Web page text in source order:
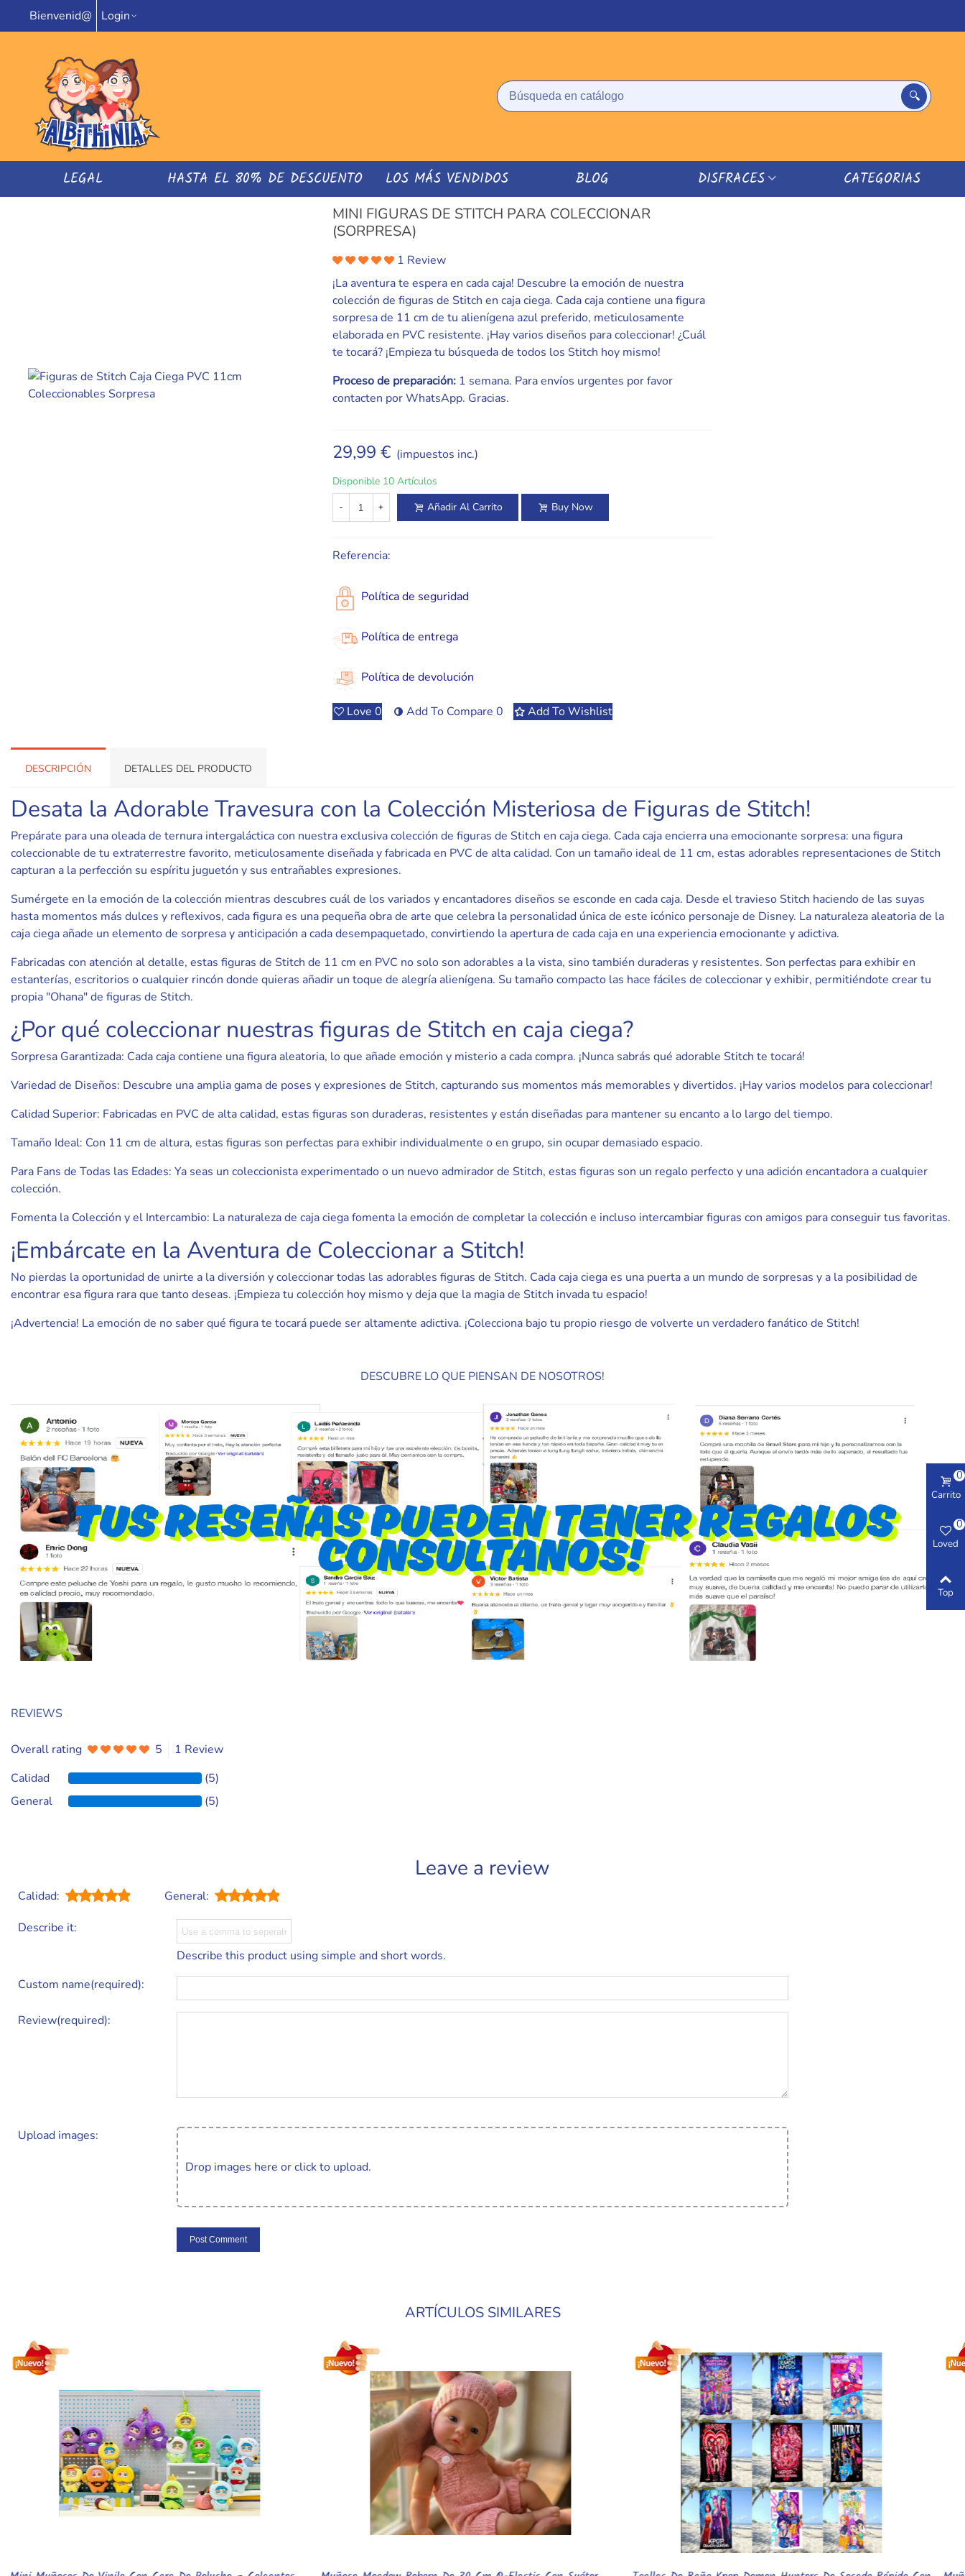
Bienvenid@ Login
LEGAL HASTA EL 80% DE DESCUENTO LOS MÁS VENDIDOS BLOG DISFRACES CATEGORIAS
MINI FIGURAS DE STITCH PARA COLECCIONAR
(SORPRESA)
1 Review
¡La aventura te espera en cada caja! Descubre la emoción de nuestra
colección de figuras de Stitch en caja ciega. Cada caja contiene una figura
sorpresa de 11 cm de tu alienígena azul preferido, meticulosamente
elaborada en PVC resistente. ¡Hay varios diseños para coleccionar! ¿Cuál
te tocará? ¡Empieza tu búsqueda de todos los Stitch hoy mismo!
Proceso de preparación:1 semana. Para envíos urgentes por favor
contacten por WhatsApp. Gracias.
29,99 € (impuestos inc.)
Disponible 10 Artículos
- + Añadir Al Carrito Buy Now
Referencia:
Política de seguridad
Política de entrega
Política de devolución
Love 0 Add To Compare 0 Add To Wishlist
DESCRIPCIÓN DETALLES DEL PRODUCTO
Desata la Adorable Travesura con la Colección Misteriosa de Figuras de Stitch!
Prepárate para una oleada de ternura intergaláctica con nuestra exclusiva colección de figuras de Stitch en caja ciega. Cada caja encierra una emocionante sorpresa: una figura
coleccionable de tu extraterrestre favorito, meticulosamente diseñada y fabricada en PVC de alta calidad. Con un tamaño ideal de 11 cm, estas adorables representaciones de Stitch
capturan a la perfección su espíritu juguetón y sus entrañables expresiones.
Sumérgete en la emoción de la colección mientras descubres cuál de los variados y encantadores diseños se esconde en cada caja. Desde el travieso Stitch haciendo de las suyas
hasta momentos más dulces y reflexivos, cada figura es una pequeña obra de arte que celebra la personalidad única de este icónico personaje de Disney. La naturaleza aleatoria de la
caja ciega añade un elemento de sorpresa y anticipación a cada desempaquetado, convirtiendo la apertura de cada caja en una experiencia emocionante y adictiva.
Fabricadas con atención al detalle, estas figuras de Stitch de 11 cm en PVC no solo son adorables a la vista, sino también duraderas y resistentes. Son perfectas para exhibir en
estanterías, escritorios o cualquier rincón donde quieras añadir un toque de alegría alienígena. Su tamaño compacto las hace fáciles de coleccionar y exhibir, permitiéndote crear tu
propia "Ohana" de figuras de Stitch.
¿Por qué coleccionar nuestras figuras de Stitch en caja ciega?
Sorpresa Garantizada: Cada caja contiene una figura aleatoria, lo que añade emoción y misterio a cada compra. ¡Nunca sabrás qué adorable Stitch te tocará!
Variedad de Diseños: Descubre una amplia gama de poses y expresiones de Stitch, capturando sus momentos más memorables y divertidos. ¡Hay varios modelos para coleccionar!
Calidad Superior: Fabricadas en PVC de alta calidad, estas figuras son duraderas, resistentes y están diseñadas para mantener su encanto a lo largo del tiempo.
Tamaño Ideal: Con 11 cm de altura, estas figuras son perfectas para exhibir individualmente o en grupo, sin ocupar demasiado espacio.
Para Fans de Todas las Edades: Ya seas un coleccionista experimentado o un nuevo admirador de Stitch, estas figuras son un regalo perfecto y una adición encantadora a cualquier
colección.
Fomenta la Colección y el Intercambio: La naturaleza de caja ciega fomenta la emoción de completar la colección e incluso intercambiar figuras con amigos para conseguir tus favoritas.
¡Embárcate en la Aventura de Coleccionar a Stitch!
No pierdas la oportunidad de unirte a la diversión y coleccionar todas las adorables figuras de Stitch. Cada caja ciega es una puerta a un mundo de sorpresas y a la posibilidad de
encontrar esa figura rara que tanto deseas. ¡Empieza tu colección hoy mismo y deja que la magia de Stitch invada tu espacio!
¡Advertencia! La emoción de no saber qué figura te tocará puede ser altamente adictiva. ¡Colecciona bajo tu propio riesgo de volverte un verdadero fanático de Stitch!
DESCUBRE LO QUE PIENSAN DE NOSOTROS!
REVIEWS
Overall rating 5
1 Review
Calidad
(5)
General
(5)
Leave a review
Calidad:
General:
Describe it:
Describe this product using simple and short words.
Custom name(required):
Review(required):
Upload images:
Drop images here or click to upload.
ARTÍCULOS SIMILARES
Carrito
0
Loved
0
Top